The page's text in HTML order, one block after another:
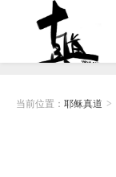
当前位置： 耶稣真道 >